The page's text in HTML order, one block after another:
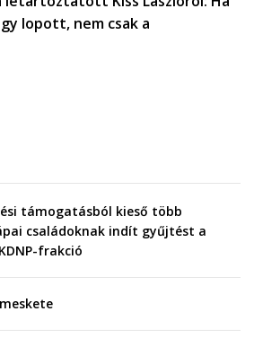
lopott, nem csak a
felhúzni - PestiSrácok
támogatásból kieső több
családoknak indít gyűjtést a
frakció